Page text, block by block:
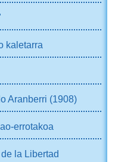
kaletarra
Aranberri (1908)
errotakoa
la Libertad